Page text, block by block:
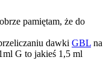
pamiętam, że do
dawki GBL na
G to jakieś 1,5 ml